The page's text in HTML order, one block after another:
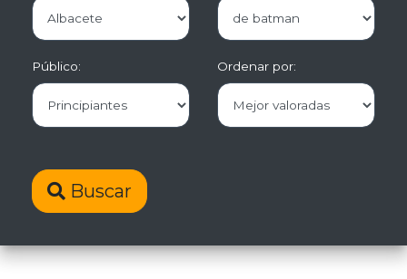
Público: Ordenar por:
Buscar